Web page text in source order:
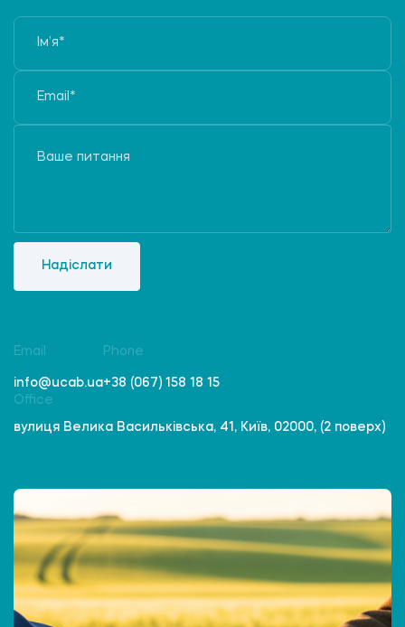
Надіслати
Email
info@ucab.ua
Phone
+38 (067) 158 18 15
Office
вулиця Велика Васильківська, 41, Київ, 02000, (2 поверх)